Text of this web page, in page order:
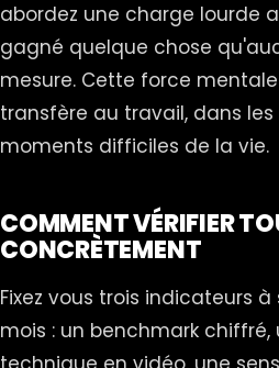
abordez une charge lourde
gagné quelque chose
mesure. Cette force
transfère au travail, dans
moments difficiles de la vie.
COMMENT VÉRIFIER
CONCRÈTEMENT
Fixez vous trois indicateurs
mois : un benchmark